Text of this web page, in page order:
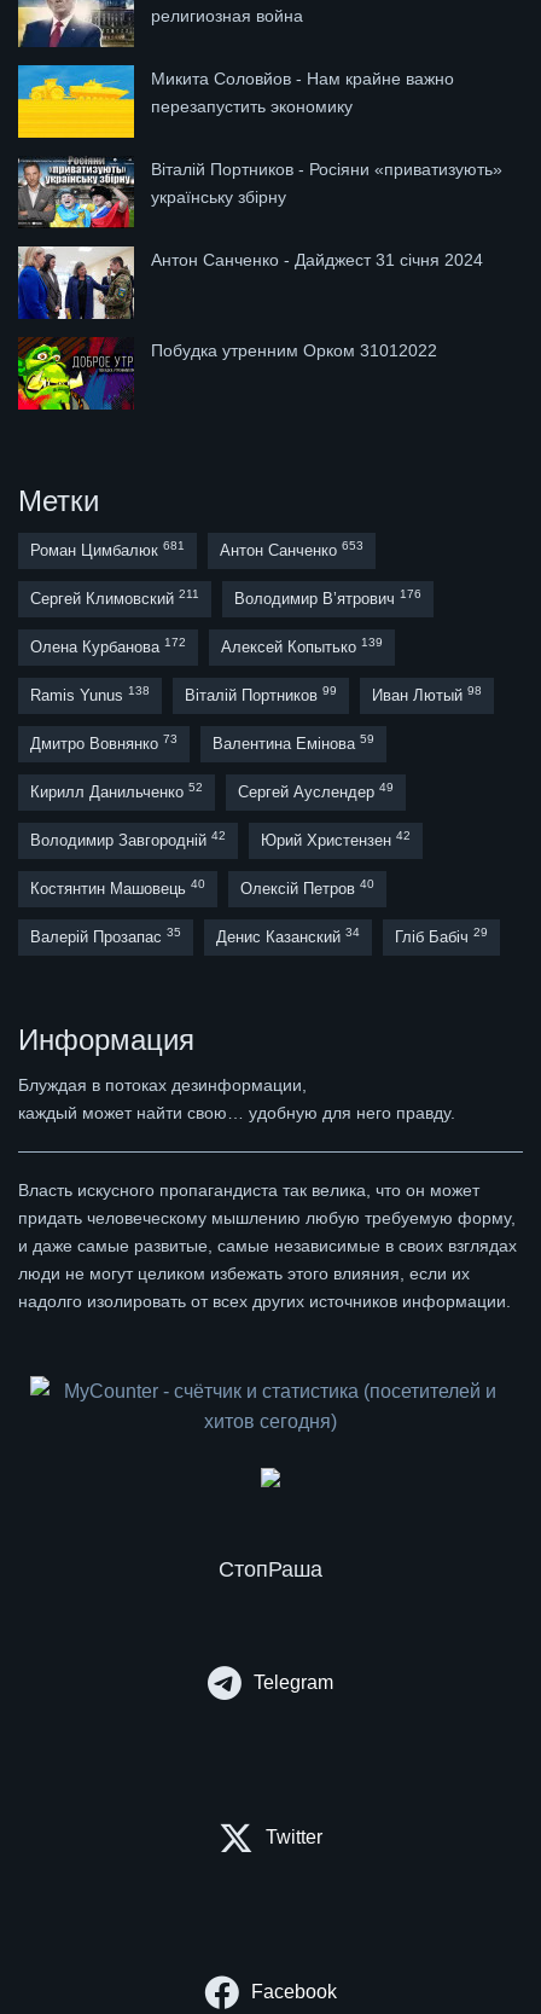
религиозная война
Микита Соловйов - Нам крайне важно
перезапустить экономику
Віталій Портников - Росіяни «приватизують»
українську збірну
Антон Санченко - Дайджест 31 січня 2024
Побудка утренним Орком 31012022
Метки
Роман Цимбалюк 681 Антон Санченко 653
Сергей Климовский 211 Володимир В’ятрович 176
Олена Курбанова 172 Алексей Копытько 139
Ramis Yunus 138 Віталій Портников 99 Иван Лютый 98
Дмитро Вовнянко 73 Валентина Емінова 59
Кирилл Данильченко 52 Сергей Ауслендер 49
Володимир Завгородній 42 Юрий Христензен 42
Костянтин Машовець 40 Олексій Петров 40
Валерій Прозапас 35 Денис Казанский 34 Гліб Бабіч 29
Информация
Блуждая в потоках дезинформации,
каждый может найти свою… удобную для него правду.
Власть искусного пропагандиста так велика, что он может
придать человеческому мышлению любую требуемую форму,
и даже самые развитые, самые независимые в своих взглядах
люди не могут целиком избежать этого влияния, если их
надолго изолировать от всех других источников информации.
СтопРаша
Telegram
Twitter
Facebook